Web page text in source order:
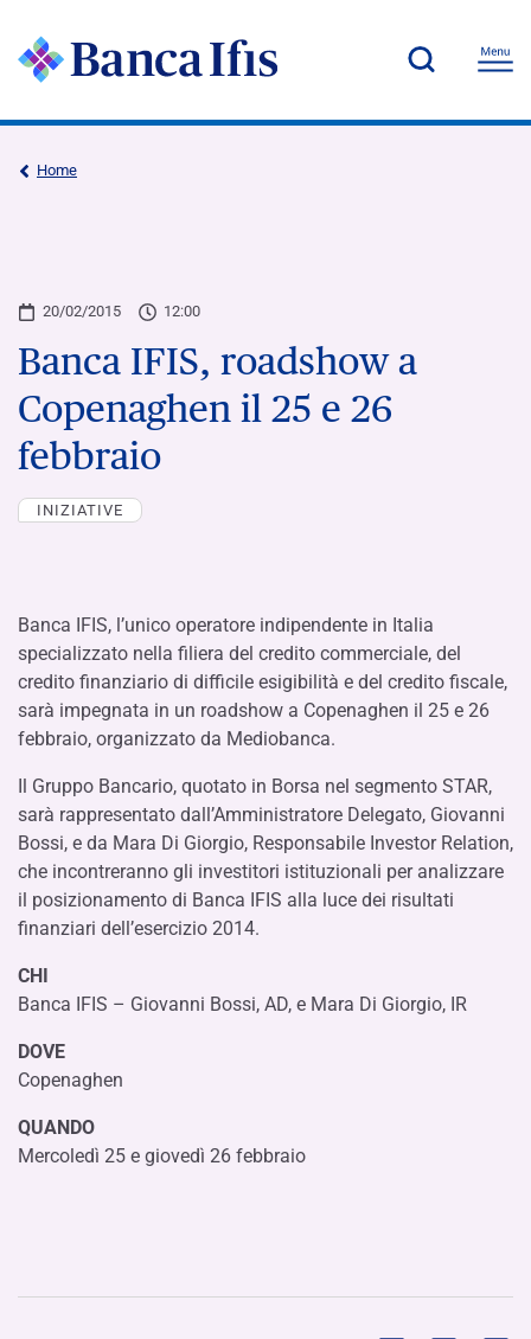
Home
20/02/2015 12:00
Banca IFIS, roadshow a
Copenaghen il 25 e 26
febbraio
INIZIATIVE
Banca IFIS, l’unico operatore indipendente in Italia
specializzato nella filiera del credito commerciale, del
credito finanziario di difficile esigibilità e del credito fiscale,
sarà impegnata in un roadshow a Copenaghen il 25 e 26
febbraio, organizzato da Mediobanca.
Il Gruppo Bancario, quotato in Borsa nel segmento STAR,
sarà rappresentato dall’Amministratore Delegato, Giovanni
Bossi, e da Mara Di Giorgio, Responsabile Investor Relation,
che incontreranno gli investitori istituzionali per analizzare
il posizionamento di Banca IFIS alla luce dei risultati
finanziari dell’esercizio 2014.
CHI
Banca IFIS – Giovanni Bossi, AD, e Mara Di Giorgio, IR
DOVE
Copenaghen
QUANDO
Mercoledì 25 e giovedì 26 febbraio